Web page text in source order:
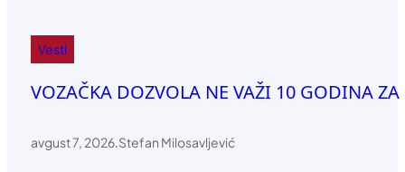
Vesti
VOZAČKA DOZVOLA NE VAŽI 10 GODINA
avgust 7, 2026.Stefan Milosavljević